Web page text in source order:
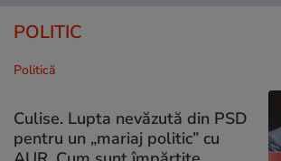
POLITIC
Politică
Culise. Lupta nevăzută din PSD
pentru un „mariaj politic” cu